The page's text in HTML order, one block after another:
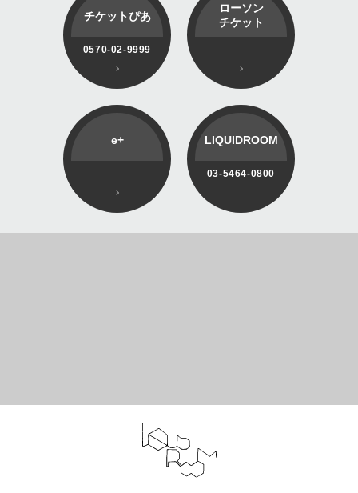
チケットぴあ
0570-02-9999
ローソン
チケット
e+ LIQUIDROOM
03-5464-0800